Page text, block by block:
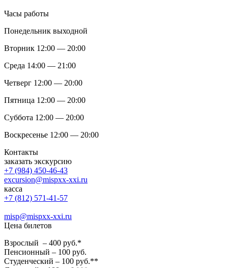
Часы работы
Понедельник выходной
Вторник 12:00 — 20:00
Среда 14:00 — 21:00
Четверг 12:00 — 20:00
Пятница 12:00 — 20:00
Суббота 12:00 — 20:00
Воскресенье 12:00 — 20:00
Контакты
заказать экскурсию
+7 (984) 450-46-43
excursion@mispxx-xxi.ru
касса
+7 (812) 571-41-57
misp@mispxx-xxi.ru
Цена билетов
Взрослый – 400 руб.*
Пенсионный – 100 руб.
Студенческий – 100 руб.**